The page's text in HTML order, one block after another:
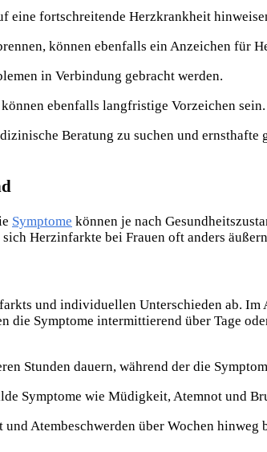
eine fortschreitende Herzkrankheit
können ebenfalls ein Anzeichen für
in Verbindung gebracht werden.
ebenfalls langfristige Vorzeichen sein.
Beratung zu suchen und ernsthafte
Symptome können je nach
Herzinfarkte bei Frauen oft anders
und individuellen Unterschieden ab. Im
die Symptome intermittierend über Tage
Stunden dauern, während der die
Symptome wie Müdigkeit, Atemnot und
Atembeschwerden über Wochen hinweg